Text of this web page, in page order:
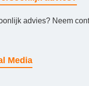
advies? Neem
Media